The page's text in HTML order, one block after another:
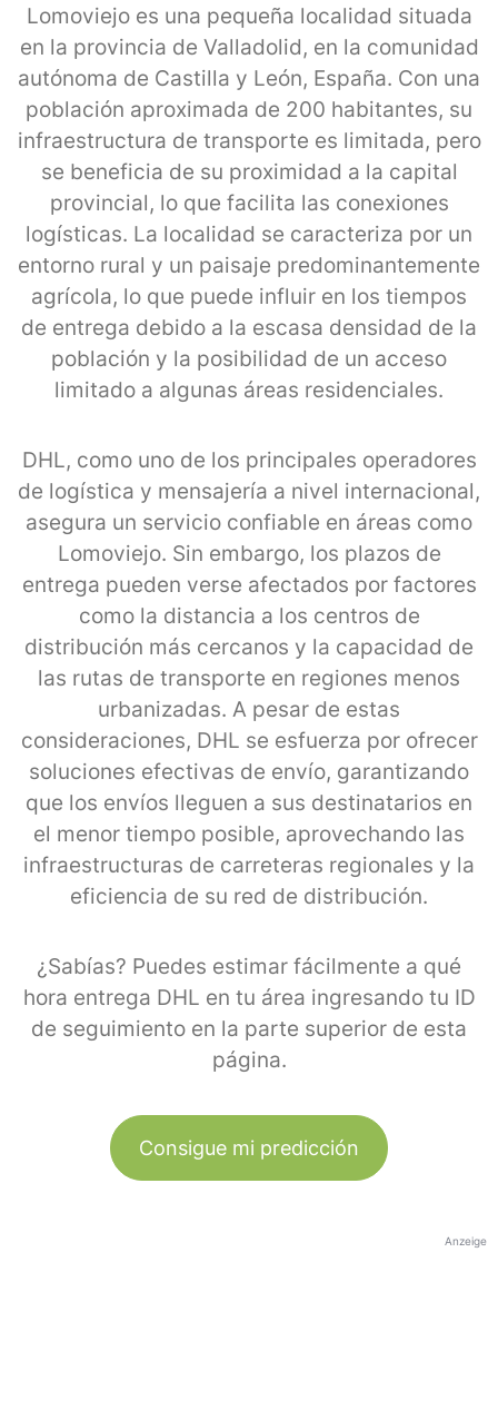
Lomoviejo es una pequeña localidad situada
en la provincia de Valladolid, en la comunidad
autónoma de Castilla y León, España. Con una
población aproximada de 200 habitantes, su
infraestructura de transporte es limitada, pero
se beneficia de su proximidad a la capital
provincial, lo que facilita las conexiones
logísticas. La localidad se caracteriza por un
entorno rural y un paisaje predominantemente
agrícola, lo que puede influir en los tiempos
de entrega debido a la escasa densidad de la
población y la posibilidad de un acceso
limitado a algunas áreas residenciales.
DHL, como uno de los principales operadores
de logística y mensajería a nivel internacional,
asegura un servicio confiable en áreas como
Lomoviejo. Sin embargo, los plazos de
entrega pueden verse afectados por factores
como la distancia a los centros de
distribución más cercanos y la capacidad de
las rutas de transporte en regiones menos
urbanizadas. A pesar de estas
consideraciones, DHL se esfuerza por ofrecer
soluciones efectivas de envío, garantizando
que los envíos lleguen a sus destinatarios en
el menor tiempo posible, aprovechando las
infraestructuras de carreteras regionales y la
eficiencia de su red de distribución.
¿Sabías? Puedes estimar fácilmente a qué
hora entrega DHL en tu área ingresando tu ID
de seguimiento en la parte superior de esta
página.
Consigue mi predicción
Anzeige